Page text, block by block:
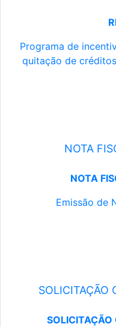
Programa de
quitação de
NOTA
NOTA
Emissão de
SOLICITAÇÃO
SOLICITAÇÃO